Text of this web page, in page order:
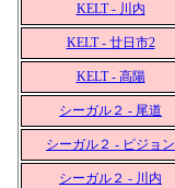
KELT - 川内
KELT - 廿日市2
KELT - 高陽
シーガル２ - 尾道
シーガル２ - ピジョン
シーガル２ - 川内